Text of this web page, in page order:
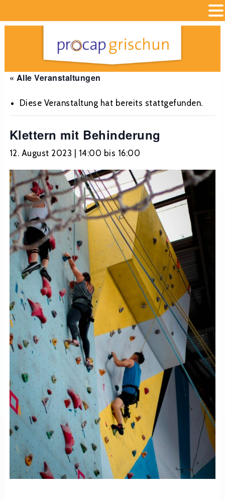
« Alle Veranstaltungen
Diese Veranstaltung hat bereits stattgefunden.
Klettern mit Behinderung
12. August 2023 | 14:00 bis 16:00